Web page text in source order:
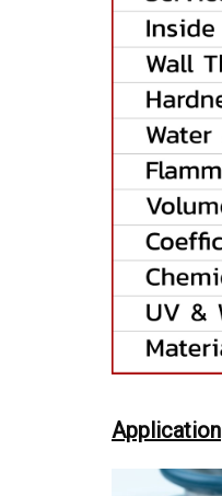
Application